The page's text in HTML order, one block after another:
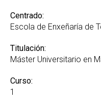
Centrado:
Escola de Enxeñaría de
Titulación:
Máster Universitario en
Curso:
1